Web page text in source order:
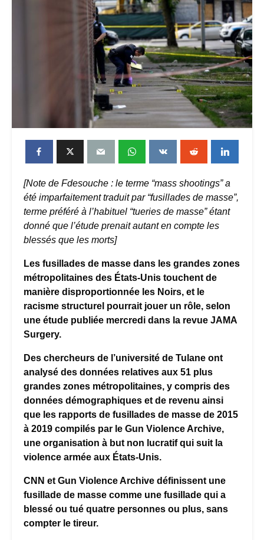
[Note de Fdesouche : le terme “mass shootings” a
été imparfaitement traduit par “fusillades de masse”,
terme préféré à l’habituel “tueries de masse” étant
donné que l’étude prenait autant en compte les
blessés que les morts]
Les fusillades de masse dans les grandes zones
métropolitaines des États-Unis touchent de
manière disproportionnée les Noirs, et le
racisme structurel pourrait jouer un rôle, selon
une étude publiée mercredi dans la revue JAMA
Surgery.
Des chercheurs de l’université de Tulane ont
analysé des données relatives aux 51 plus
grandes zones métropolitaines, y compris des
données démographiques et de revenu ainsi
que les rapports de fusillades de masse de 2015
à 2019 compilés par le Gun Violence Archive,
une organisation à but non lucratif qui suit la
violence armée aux États-Unis.
CNN et Gun Violence Archive définissent une
fusillade de masse comme une fusillade qui a
blessé ou tué quatre personnes ou plus, sans
compter le tireur.